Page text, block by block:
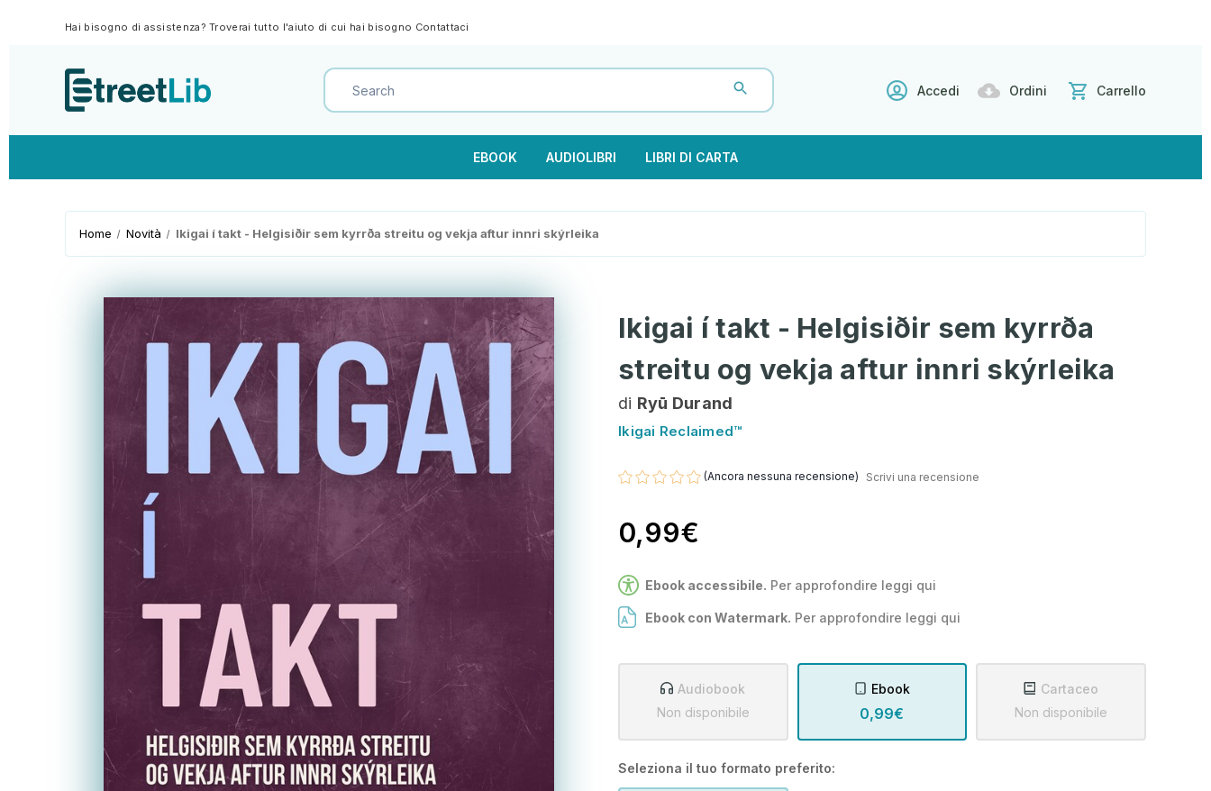
Hai bisogno di assistenza? Troverai tutto l'aiuto di cui hai bisogno Contattaci
Accedi Ordini Carrello
EBOOK AUDIOLIBRI LIBRI DI CARTA
Home Novità Ikigai í takt - Helgisiðir sem kyrrða streitu og vekja aftur innri skýrleika
Ikigai í takt - Helgisiðir sem kyrrða
streitu og vekja aftur innri skýrleika
di Ryū Durand
Ikigai Reclaimed™
(Ancora nessuna recensione) Scrivi una recensione
0,99€
Ebook con Watermark. Per approfondire leggi qui
Ebook accessibile. Per approfondire leggi qui
Audiobook
Non disponibile
Ebook
0,99€
Cartaceo
Non disponibile
Seleziona il tuo formato preferito: